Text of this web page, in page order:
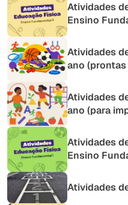
Atividades
Ensino
Atividades
ano
Atividades
ano (para
Atividades
Ensino
Atividades